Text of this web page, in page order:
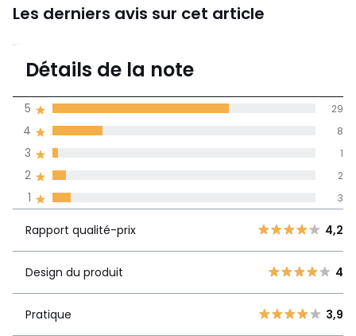
Les derniers avis sur cet article
4,3
moyenne des avis
dans toutes les
1 3
2
3 1
4
5 4,2
4
3,9
Détails de la note
1 3
2 2
3 1
4 8
5 29
Rapport qualité-prix 4,2
Design du produit 4
Pratique 3,9